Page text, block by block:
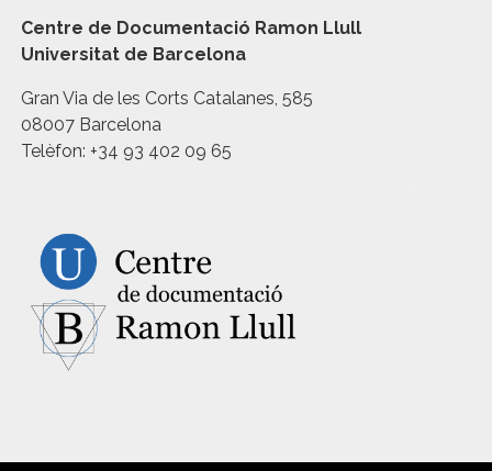
Centre de Documentació Ramon Llull
Universitat de Barcelona
Gran Via de les Corts Catalanes, 585
08007 Barcelona
Telèfon: +34 93 402 09 65